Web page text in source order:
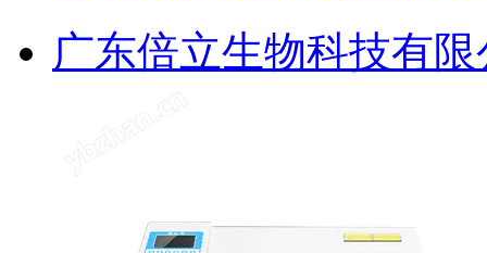
广东倍立生物科技有